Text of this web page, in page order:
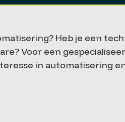
Heb je een
Voor een
in automatisering